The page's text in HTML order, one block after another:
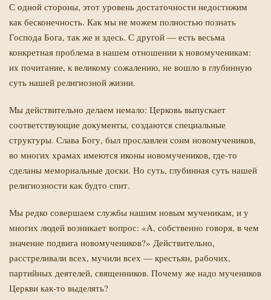
С одной стороны, этот уровень достаточности недостижим
как бесконечность. Как мы не можем полностью познать
Господа Бога, так же и здесь. С другой — есть весьма
конкретная проблема в нашем отношении к новомученикам:
их почитание, к великому сожалению, не вошло в глубинную
суть нашей религиозной жизни.
Мы действительно делаем немало: Церковь выпускает
соответствующие документы, создаются специальные
структуры. Слава Богу, был прославлен сонм новомучеников,
во многих храмах имеются иконы новомучеников, где-то
сделаны мемориальные доски. Но суть, глубинная суть нашей
религиозности как будто спит.
Мы редко совершаем службы нашим новым мученикам, и у
многих людей возникает вопрос: «А, собственно говоря, в чем
значение подвига новомучеников?» Действительно,
расстреливали всех, мучили всех — крестьян, рабочих,
партийных деятелей, священников. Почему же надо мучеников
Церкви как-то выделять?